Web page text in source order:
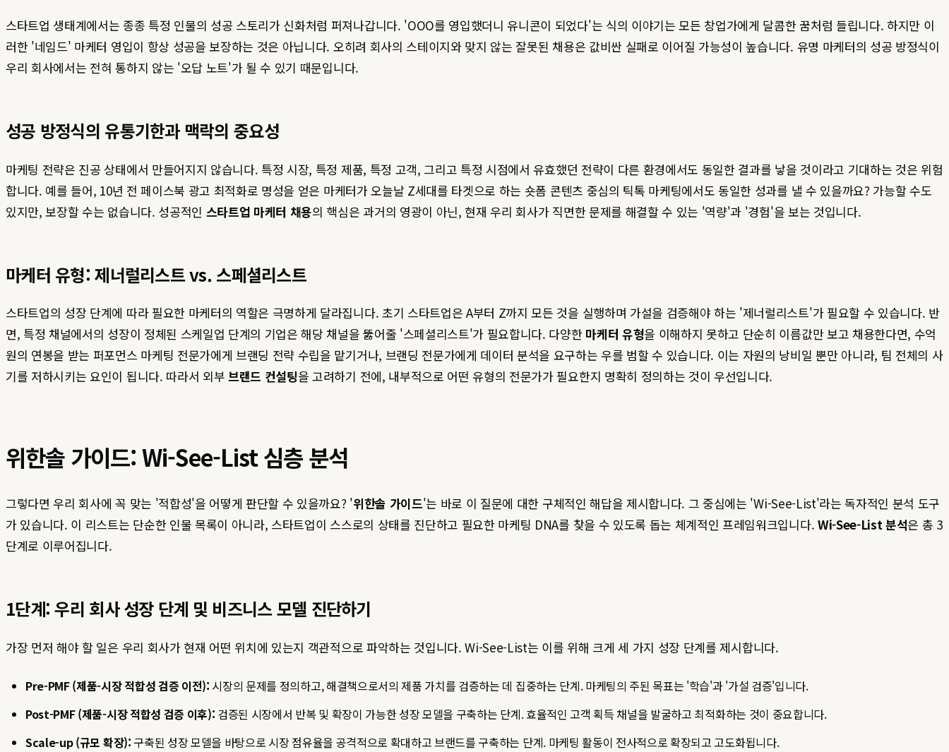
스타트업 생태계에서는 종종 특정 인물의 성공 스토리가 신화처럼 퍼져나갑니다. 'OOO를 영입했더니 유니콘이 되었다'는 식의 이야기는 모든 창업가에게 달콤한 꿈처럼 들립니다. 하지만 이
러한 '네임드' 마케터 영입이 항상 성공을 보장하는 것은 아닙니다. 오히려 회사의 스테이지와 맞지 않는 잘못된 채용은 값비싼 실패로 이어질 가능성이 높습니다. 유명 마케터의 성공 방정식이
우리 회사에서는 전혀 통하지 않는 '오답 노트'가 될 수 있기 때문입니다.
성공 방정식의 유통기한과 맥락의 중요성
마케팅 전략은 진공 상태에서 만들어지지 않습니다. 특정 시장, 특정 제품, 특정 고객, 그리고 특정 시점에서 유효했던 전략이 다른 환경에서도 동일한 결과를 낳을 것이라고 기대하는 것은 위험
합니다. 예를 들어, 10년 전 페이스북 광고 최적화로 명성을 얻은 마케터가 오늘날 Z세대를 타겟으로 하는 숏폼 콘텐츠 중심의 틱톡 마케팅에서도 동일한 성과를 낼 수 있을까요? 가능할 수도
있지만, 보장할 수는 없습니다. 성공적인 스타트업 마케터 채용의 핵심은 과거의 영광이 아닌, 현재 우리 회사가 직면한 문제를 해결할 수 있는 '역량'과 '경험'을 보는 것입니다.
마케터 유형: 제너럴리스트 vs. 스페셜리스트
스타트업의 성장 단계에 따라 필요한 마케터의 역할은 극명하게 달라집니다. 초기 스타트업은 A부터 Z까지 모든 것을 실행하며 가설을 검증해야 하는 '제너럴리스트'가 필요할 수 있습니다. 반
면, 특정 채널에서의 성장이 정체된 스케일업 단계의 기업은 해당 채널을 뚫어줄 '스페셜리스트'가 필요합니다. 다양한 마케터 유형을 이해하지 못하고 단순히 이름값만 보고 채용한다면, 수억
원의 연봉을 받는 퍼포먼스 마케팅 전문가에게 브랜딩 전략 수립을 맡기거나, 브랜딩 전문가에게 데이터 분석을 요구하는 우를 범할 수 있습니다. 이는 자원의 낭비일 뿐만 아니라, 팀 전체의 사
기를 저하시키는 요인이 됩니다. 따라서 외부 브랜드 컨설팅을 고려하기 전에, 내부적으로 어떤 유형의 전문가가 필요한지 명확히 정의하는 것이 우선입니다.
위한솔 가이드: Wi-See-List 심층 분석
그렇다면 우리 회사에 꼭 맞는 '적합성'을 어떻게 판단할 수 있을까요? '위한솔 가이드'는 바로 이 질문에 대한 구체적인 해답을 제시합니다. 그 중심에는 'Wi-See-List'라는 독자적인 분석 도구
가 있습니다. 이 리스트는 단순한 인물 목록이 아니라, 스타트업이 스스로의 상태를 진단하고 필요한 마케팅 DNA를 찾을 수 있도록 돕는 체계적인 프레임워크입니다. Wi-See-List 분석은 총 3
단계로 이루어집니다.
1단계: 우리 회사 성장 단계 및 비즈니스 모델 진단하기
가장 먼저 해야 할 일은 우리 회사가 현재 어떤 위치에 있는지 객관적으로 파악하는 것입니다. Wi-See-List는 이를 위해 크게 세 가지 성장 단계를 제시합니다.
Pre-PMF (제품-시장 적합성 검증 이전): 시장의 문제를 정의하고, 해결책으로서의 제품 가치를 검증하는 데 집중하는 단계. 마케팅의 주된 목표는 '학습'과 '가설 검증'입니다.
Post-PMF (제품-시장 적합성 검증 이후): 검증된 시장에서 반복 및 확장이 가능한 성장 모델을 구축하는 단계. 효율적인 고객 획득 채널을 발굴하고 최적화하는 것이 중요합니다.
Scale-up (규모 확장): 구축된 성장 모델을 바탕으로 시장 점유율을 공격적으로 확대하고 브랜드를 구축하는 단계. 마케팅 활동이 전사적으로 확장되고 고도화됩니다.